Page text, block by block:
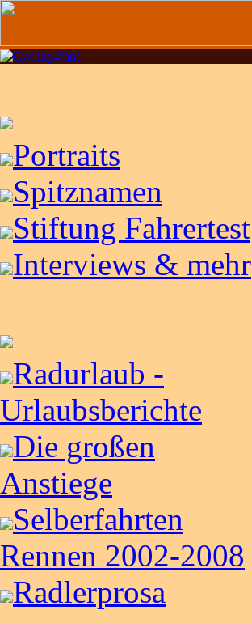
Portraits
Spitznamen
Stiftung Fahrertest
Interviews & mehr
Radurlaub -
Urlaubsberichte
Die großen
Anstiege
Selberfahrten
Rennen 2002-2008
Radlerprosa